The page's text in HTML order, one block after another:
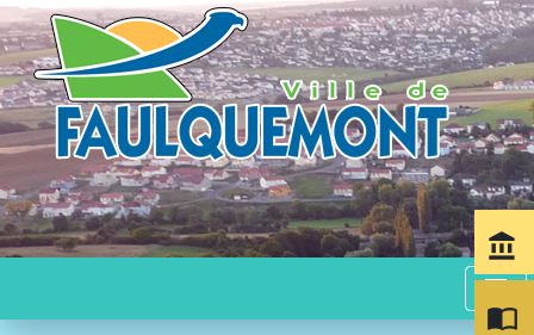
menu
account_balance
import_contacts